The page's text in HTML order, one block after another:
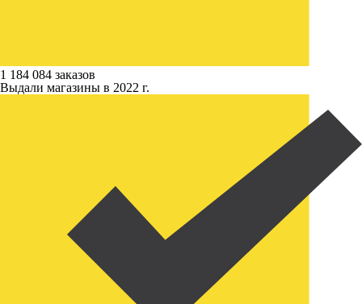
1 184 084 заказов
Выдали магазины в 2022 г.